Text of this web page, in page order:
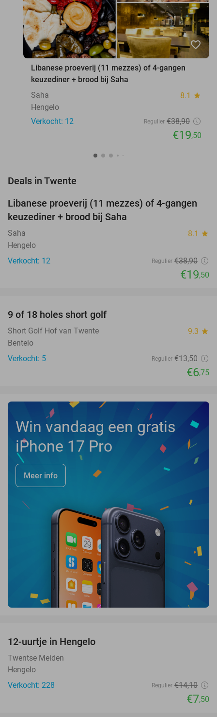
favorite_border
Libanese proeverij (11 mezzes) of 4-gangen
keuzediner + brood bij Saha
Saha
8.1 star
Hengelo
Verkocht: 12
Regulier €38,90
€19,50
Deals in Twente
50%
TODAY
Libanese proeverij (11 mezzes) of 4-gangen
keuzediner + brood bij Saha
Saha 8.1 star
Hengelo
Verkocht: 12
Regulier €38,90
€19,50
TODAY
9 of 18 holes short golf
Short Golf Hof van Twente 9.3 star
Bentelo
Verkocht: 5
Regulier €13,50
€6,75
Win vandaag een gratis
iPhone 17 Pro
Meer info
12-uurtje in Hengelo
Twentse Meiden
Hengelo
Verkocht: 228
Regulier €14,10
€7,50